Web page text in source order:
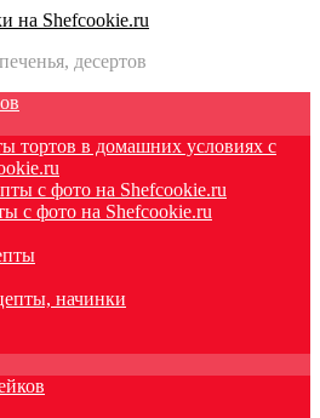
на Shefcookie.ru
десертов
тортов в домашних условиях с
с фото на Shefcookie.ru
с фото на Shefcookie.ru
начинки